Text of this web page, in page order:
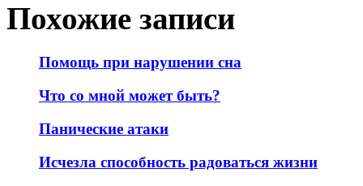
Похожие записи
Помощь при нарушении сна
Что со мной может быть?
Панические атаки
Исчезла способность радоваться жизни